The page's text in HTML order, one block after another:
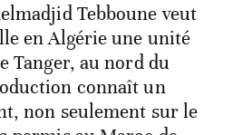
Tebboune veut
en Algérie une unité
Tanger, au nord du
connaît un
non seulement sur le